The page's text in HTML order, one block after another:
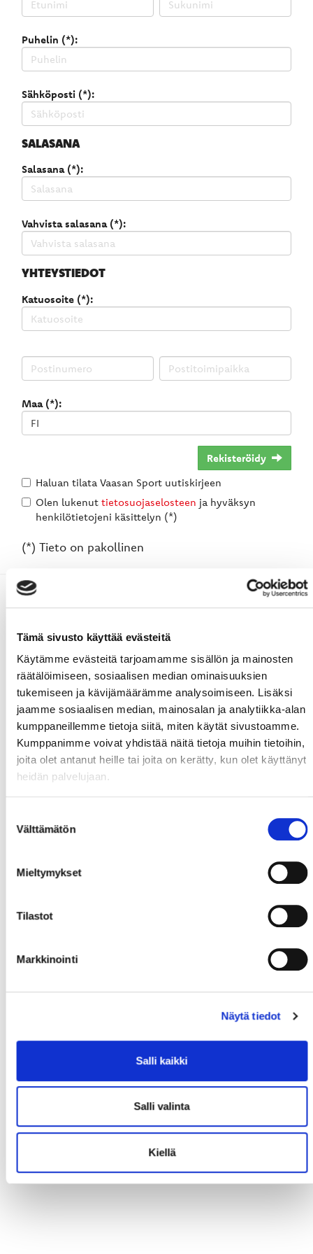
Tämä sivusto käyttää evästeitä
Käytämme evästeitä tarjoamamme sisällön ja mainosten
räätälöimiseen, sosiaalisen median ominaisuuksien
tukemiseen ja kävijämäärämme analysoimiseen. Lisäksi
jaamme sosiaalisen median, mainosalan ja analytiikka-alan
kumppaneillemme tietoja siitä, miten käytät sivustoamme.
Kumppanimme voivat yhdistää näitä tietoja muihin tietoihin,
joita olet antanut heille tai joita on kerätty, kun olet käyttänyt
heidän palvelujaan.
valinta
Välttämätön
Mieltymykset
Tilastot
Markkinointi
Näytä tiedot
Salli kaikki
Salli valinta
Kiellä
Puhelin (*):
Sähköposti (*):
SALASANA
Salasana (*):
Vahvista salasana (*):
YHTEYSTIEDOT
Katuosoite (*):
Maa (*):
Rekisteröidy
Haluan tilata Vaasan Sport uutiskirjeen
Olen lukenut tietosuojaselosteen ja hyväksyn
henkilötietojeni käsittelyn (*)
(*) Tieto on pakollinen